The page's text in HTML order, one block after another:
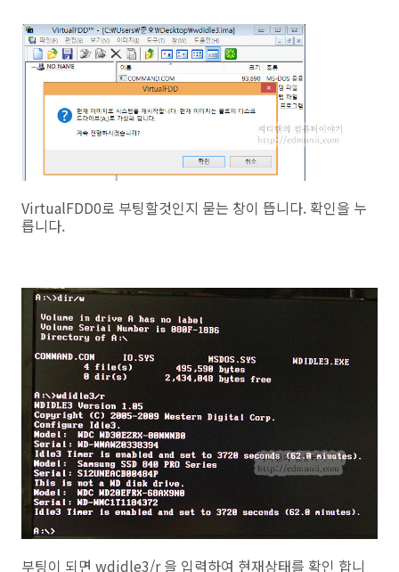
VirtualFDD0로 부팅할것인지 묻는 창이 뜹니다. 확인을 누
릅니다.
부팅이 되면 wdidle3/r 을 입력하여 현재상태를 확인 합니